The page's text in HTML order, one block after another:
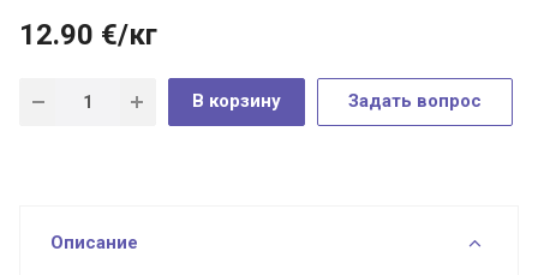
12.90 €/кг
В корзину Задать вопрос
Описание